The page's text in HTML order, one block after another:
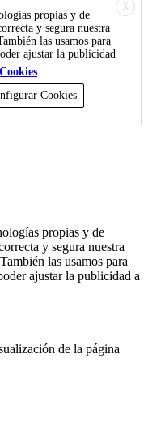
X
propias y de
y segura nuestra
las usamos para
ajustar la publicidad
Cookies
propias y de
y segura nuestra
las usamos para
ajustar la publicidad a
de la página